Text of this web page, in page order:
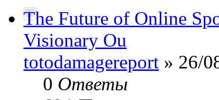
The Future of Online
Visionary Ou
totodamagereport » 26/
0 Ответы